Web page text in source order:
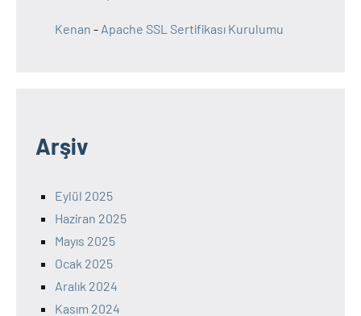
Kenan - Apache SSL Sertifikası Kurulumu
Arşiv
Eylül 2025
Haziran 2025
Mayıs 2025
Ocak 2025
Aralık 2024
Kasım 2024